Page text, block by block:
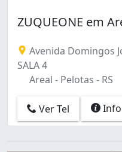
ZUQUEONE em
Avenida Domingos
SALA 4
Areal - Pelotas - RS
Ver Tel Info